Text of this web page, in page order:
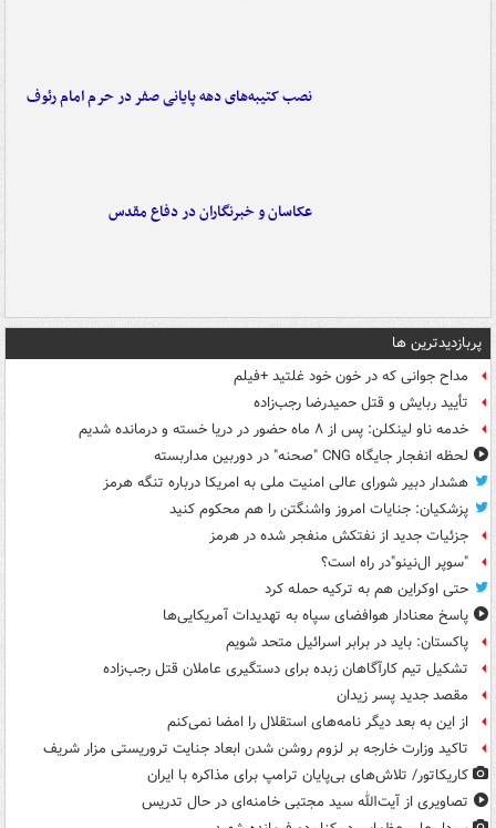
نصب کتیبه‌های دهه پایانی صفر در حرم امام رئوف
عکاسان و خبرنگاران در دفاع مقدس
پربازدیدترین ها
مداح جوانی که در خون خود غلتید +فیلم
تأیید ربایش و قتل حمیدرضا رجب‌زاده
خدمه ناو لینکلن: پس از ۸ ماه حضور در دریا خسته و درمانده‌ شدیم
لحظه انفجار جایگاه CNG "صحنه" در دوربین مداربسته
هشدار دبیر شورای عالی امنیت ملی به امریکا درباره تنگه هرمز
پزشکیان: جنایات امروز واشنگتن را هم محکوم کنید
جزئیات جدید از نفتکش منفجر شده در هرمز
"سوپر ال‌نینو"در راه است؟
حتی اوکراین هم به ترکیه حمله کرد
پاسخ معنادار هوافضای سپاه به تهدیدات آمریکایی‌ها
پاکستان: باید در برابر اسرائیل متحد شویم
تشکیل تیم کارآگاهان زبده برای دستگیری عاملان قتل رجب‌زاده
مقصد جدید پسر زیدان
از این به بعد دیگر نامه‌های استقلال را امضا نمی‌کنم
تاکید وزارت خارجه بر لزوم روشن شدن ابعاد جنایت تروریستی مزار شریف
کاریکاتور/ تلاش‌های بی‌پایان ترامپ برای مذاکره با ایران
تصاویری از آیت‌الله سید مجتبی خامنه‌ای در حال تدریس